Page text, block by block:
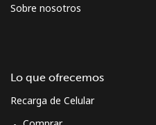
Sobre nosotros
Lo que ofrecemos
Recarga de Celular